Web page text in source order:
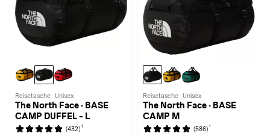
Reisetasche · Unisex
The North Face · BASE
CAMP DUFFEL - L
(432) 1
Reisetasche · Unisex
The North Face · BASE
CAMP M
(586) 1